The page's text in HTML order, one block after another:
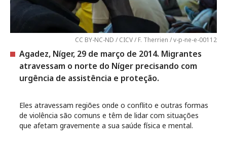
CC BY-NC-ND / CICV / F. Therrien / v-p-ne-e-00112
Agadez, Níger, 29 de março de 2014. Migrantes
atravessam o norte do Níger precisando com
urgência de assistência e proteção.
Eles atravessam regiões onde o conflito e outras formas
de violência são comuns e têm de lidar com situações
que afetam gravemente a sua saúde física e mental.